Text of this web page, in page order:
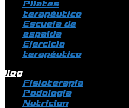
Pilates
terapéutico
Escuela de
espalda
Ejercicio
terapéutico
Fisioterapia
Podologia
Nutricion